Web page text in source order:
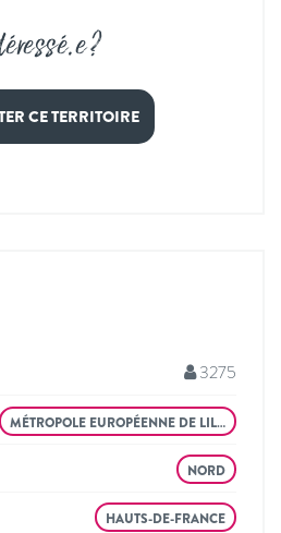
.e ?
CE TERRITOIRE
3275
MÉTROPOLE EUROPÉENNE DE LIL…
NORD
HAUTS-DE-FRANCE